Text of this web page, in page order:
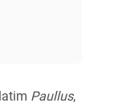
Paullus,